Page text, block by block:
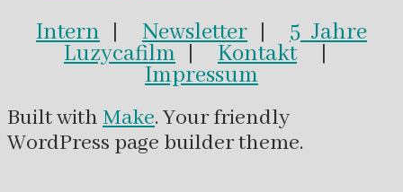
Intern | Newsletter | 5 Jahre
Luzycafilm | Kontakt|
Impressum
Built withMake. Your friendly
WordPress page builder theme.